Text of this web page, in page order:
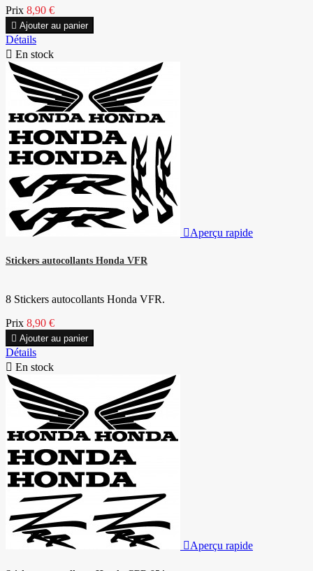
Prix 8,90 €
 Ajouter au panier
Détails
 En stock
Aperçu rapide
Stickers autocollants Honda VFR
8 Stickers autocollants Honda VFR.
Prix 8,90 €
 Ajouter au panier
Détails
 En stock
Aperçu rapide